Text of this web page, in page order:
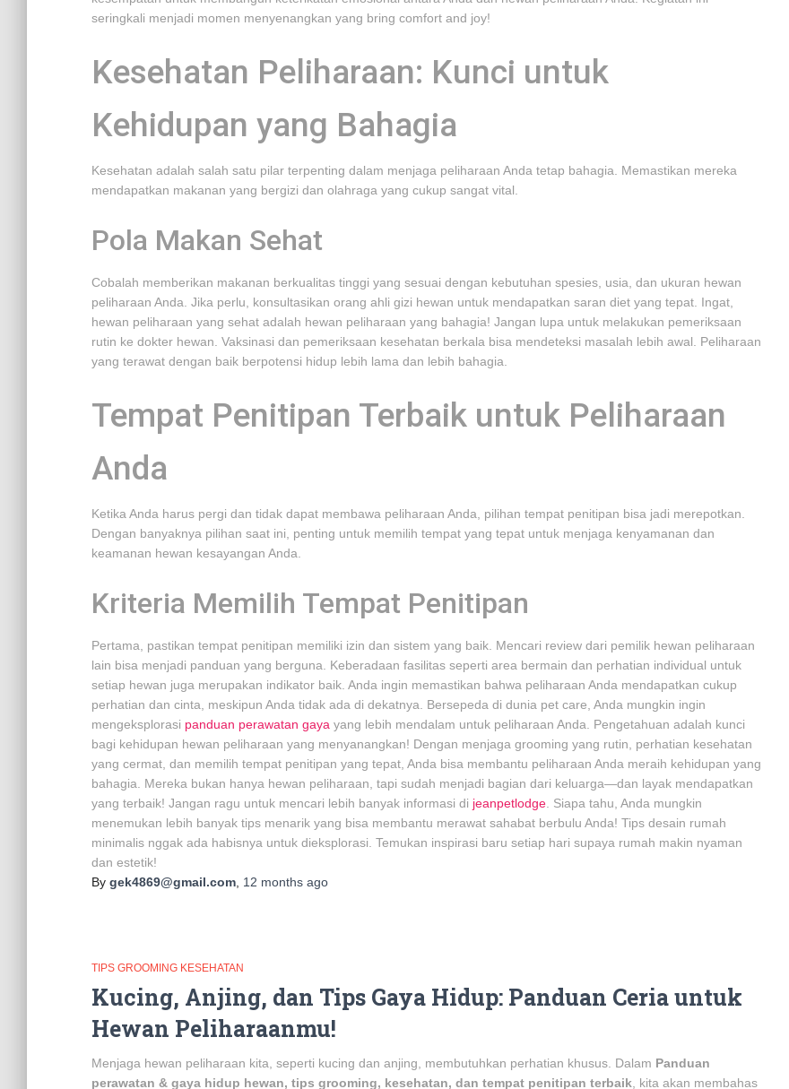
seringkali menjadi momen menyenangkan yang bring comfort and joy!
Kesehatan Peliharaan: Kunci untuk
Kehidupan yang Bahagia
Kesehatan adalah salah satu pilar terpenting dalam menjaga peliharaan Anda tetap bahagia. Memastikan mereka
mendapatkan makanan yang bergizi dan olahraga yang cukup sangat vital.
Pola Makan Sehat
Cobalah memberikan makanan berkualitas tinggi yang sesuai dengan kebutuhan spesies, usia, dan ukuran hewan
peliharaan Anda. Jika perlu, konsultasikan orang ahli gizi hewan untuk mendapatkan saran diet yang tepat. Ingat,
hewan peliharaan yang sehat adalah hewan peliharaan yang bahagia! Jangan lupa untuk melakukan pemeriksaan
rutin ke dokter hewan. Vaksinasi dan pemeriksaan kesehatan berkala bisa mendeteksi masalah lebih awal. Peliharaan
yang terawat dengan baik berpotensi hidup lebih lama dan lebih bahagia.
Tempat Penitipan Terbaik untuk Peliharaan
Anda
Ketika Anda harus pergi dan tidak dapat membawa peliharaan Anda, pilihan tempat penitipan bisa jadi merepotkan.
Dengan banyaknya pilihan saat ini, penting untuk memilih tempat yang tepat untuk menjaga kenyamanan dan
keamanan hewan kesayangan Anda.
Kriteria Memilih Tempat Penitipan
Pertama, pastikan tempat penitipan memiliki izin dan sistem yang baik. Mencari review dari pemilik hewan peliharaan
lain bisa menjadi panduan yang berguna. Keberadaan fasilitas seperti area bermain dan perhatian individual untuk
setiap hewan juga merupakan indikator baik. Anda ingin memastikan bahwa peliharaan Anda mendapatkan cukup
perhatian dan cinta, meskipun Anda tidak ada di dekatnya. Bersepeda di dunia pet care, Anda mungkin ingin
mengeksplorasi panduan perawatan gaya yang lebih mendalam untuk peliharaan Anda. Pengetahuan adalah kunci
bagi kehidupan hewan peliharaan yang menyanangkan! Dengan menjaga grooming yang rutin, perhatian kesehatan
yang cermat, dan memilih tempat penitipan yang tepat, Anda bisa membantu peliharaan Anda meraih kehidupan yang
bahagia. Mereka bukan hanya hewan peliharaan, tapi sudah menjadi bagian dari keluarga—dan layak mendapatkan
yang terbaik! Jangan ragu untuk mencari lebih banyak informasi di jeanpetlodge . Siapa tahu, Anda mungkin
menemukan lebih banyak tips menarik yang bisa membantu merawat sahabat berbulu Anda! Tips desain rumah
minimalis nggak ada habisnya untuk dieksplorasi. Temukan inspirasi baru setiap hari supaya rumah makin nyaman
dan estetik!
By gek4869@gmail.com 12 months ago
TIPS GROOMING KESEHATAN
Kucing, Anjing, dan Tips Gaya Hidup: Panduan Ceria untuk
Hewan Peliharaanmu!
Menjaga hewan peliharaan kita, seperti kucing dan anjing, membutuhkan perhatian khusus. Dalam Panduan
perawatan & gaya hidup hewan, tips grooming, kesehatan, dan tempat penitipan terbaik , kita akan membahas